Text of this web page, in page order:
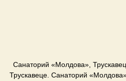
Cанаторий «Молдова»,
Трускавеце. Cанаторий